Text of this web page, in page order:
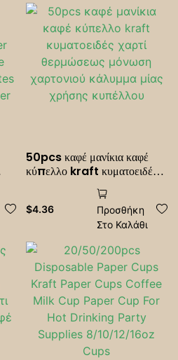
50pcs καφέ μανίκια καφέ
κύπελλο kraft κυματοειδές
χαρτί θερμώσεως μόνωση
χαρτονιού κάλυμμα μίας
χρήσης κυπέλλου
$4.36
Προσθήκη
Στο Καλάθι